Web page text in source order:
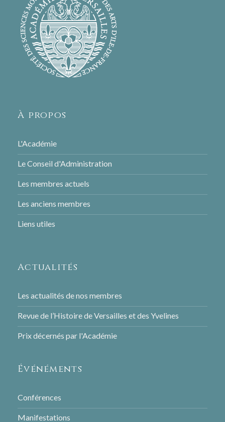
À propos
L'Académie
Le Conseil d'Administration
Les membres actuels
Les anciens membres
Liens utiles
Actualités
Les actualités de nos membres
Revue de l’Histoire de Versailles et des Yvelines
Prix décernés par l'Académie
Événéments
Conférences
Manifestations